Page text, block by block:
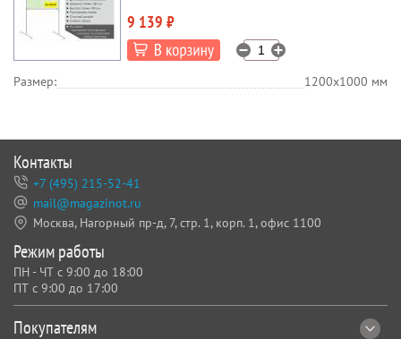
9 139 ₽
Размер: 1200х1000 мм
Покупателям
Контакты
+7 (495) 215-52-41
mail@magazinot.ru
Москва, Нагорный пр-д, 7, стр. 1, корп. 1, офис 1100
Режим работы
ПН - ЧТ с 9:00 до 18:00
ПТ с 9:00 до 17:00